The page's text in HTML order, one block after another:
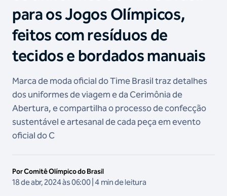
para os Jogos Olímpicos,
feitos com resíduos de
tecidos e bordados manuais
Marca de moda oficial do Time Brasil traz detalhes
dos uniformes de viagem e da Cerimônia de
Abertura, e compartilha o processo de confecção
sustentável e artesanal de cada peça em evento
oficial do C
Por Comitê Olímpico do Brasil
18 de abr, 2024 às 06:00 | 4 min de leitura